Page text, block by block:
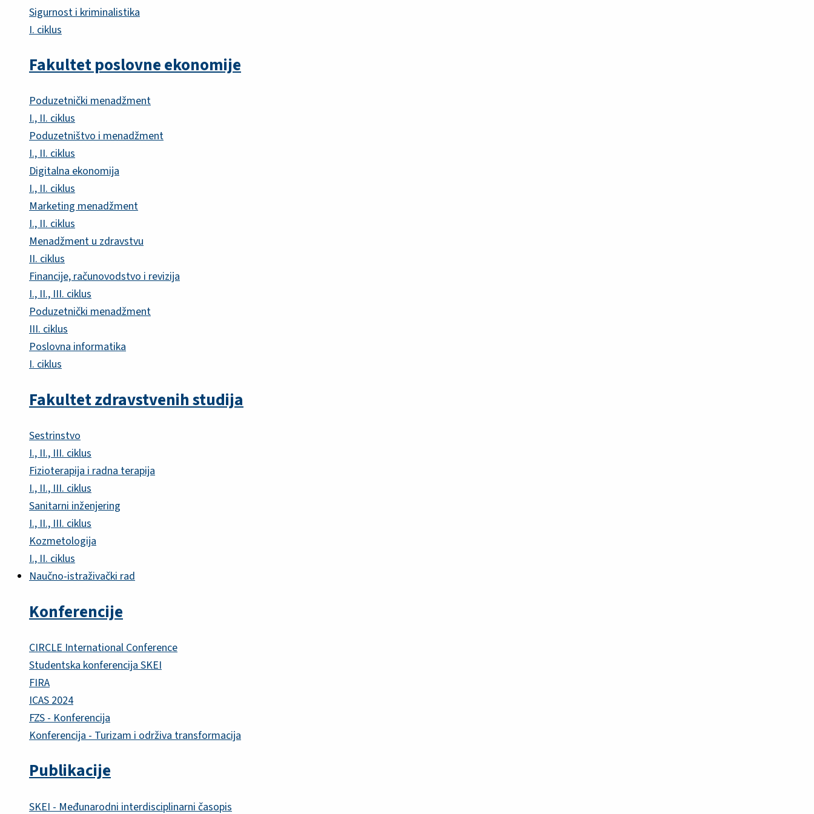
Sigurnost i kriminalistika
I. ciklus
Fakultet poslovne ekonomije
Poduzetnički menadžment
I., II. ciklus
Poduzetništvo i menadžment
I., II. ciklus
Digitalna ekonomija
I., II. ciklus
Marketing menadžment
I., II. ciklus
Menadžment u zdravstvu
II. ciklus
Financije, računovodstvo i revizija
I., II., III. ciklus
Poduzetnički menadžment
III. ciklus
Poslovna informatika
I. ciklus
Fakultet zdravstvenih studija
Sestrinstvo
I., II., III. ciklus
Fizioterapija i radna terapija
I., II., III. ciklus
Sanitarni inženjering
I., II., III. ciklus
Kozmetologija
I., II. ciklus
Naučno-istraživački rad
Konferencije
CIRCLE International Conference
Studentska konferencija SKEI
FIRA
ICAS 2024
FZS - Konferencija
Konferencija - Turizam i održiva transformacija
Publikacije
SKEI - Međunarodni interdisciplinarni časopis